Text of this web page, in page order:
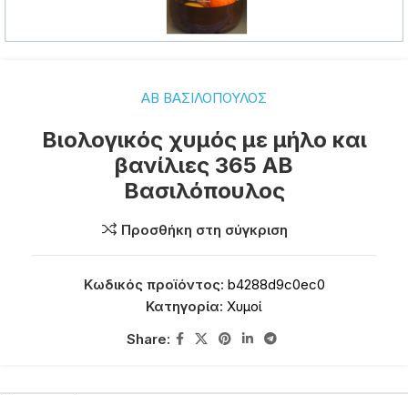
ΑΒ ΒΑΣΙΛΟΠΟΥΛΟΣ
Βιολογικός χυμός με μήλο και
βανίλιες 365 ΑΒ
Βασιλόπουλος
Προσθήκη στη σύγκριση
Κωδικός προϊόντος: b4288d9c0ec0
Κατηγορία: Χυμοί
Share: